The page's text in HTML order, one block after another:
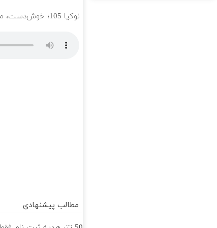
نوکیا 105؛ خوش‌دست، مقاوم و رجیسترشده!
مطالب پیشنهادی